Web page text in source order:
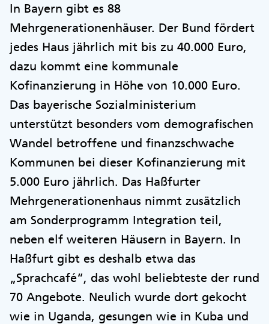
In Bayern gibt es 88
Mehrgenerationenhäuser. Der Bund fördert
jedes Haus jährlich mit bis zu 40.000 Euro,
dazu kommt eine kommunale
Kofinanzierung in Höhe von 10.000 Euro.
Das bayerische Sozialministerium
unterstützt besonders vom demografischen
Wandel betroffene und finanzschwache
Kommunen bei dieser Kofinanzierung mit
5.000 Euro jährlich. Das Haßfurter
Mehrgenerationenhaus nimmt zusätzlich
am Sonderprogramm Integration teil,
neben elf weiteren Häusern in Bayern. In
Haßfurt gibt es deshalb etwa das
„Sprachcafé“, das wohl beliebteste der rund
70 Angebote. Neulich wurde dort gekocht
wie in Uganda, gesungen wie in Kuba und